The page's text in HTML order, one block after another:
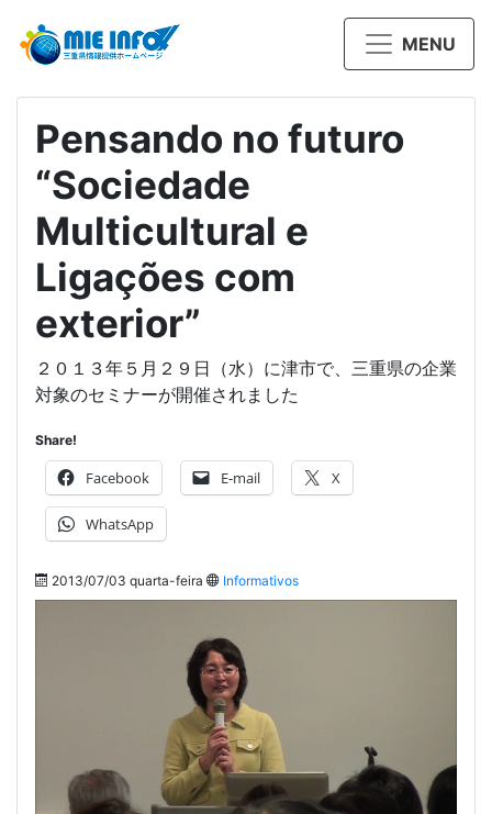
MENU
Pensando no futuro
“Sociedade
Multicultural e
Ligações com
exterior”
２０１３年５月２９日（水）に津市で、三重県の企業
対象のセミナーが開催されました
Share!
Facebook E-mail X
WhatsApp
2013/07/03 quarta-feira Informativos